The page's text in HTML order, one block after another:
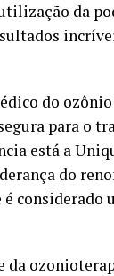
da
do
para o
está a
do
considerado